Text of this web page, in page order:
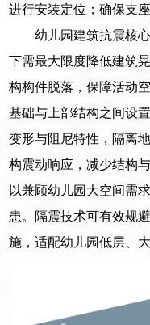
进行安装定位；确保支
幼儿园建筑抗震核
下需最大限度降低建筑
构构件脱落，保障活动
基础与上部结构之间设
变形与阻尼特性，隔离
构震动响应，减少结构
以兼顾幼儿园大空间需
患。隔震技术可有效规
施，适配幼儿园低层、